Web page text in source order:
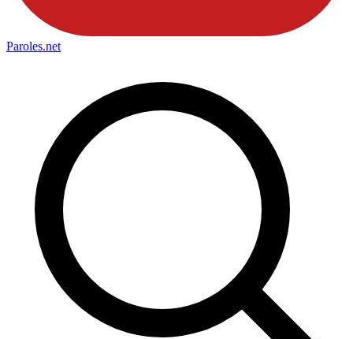
Paroles.net